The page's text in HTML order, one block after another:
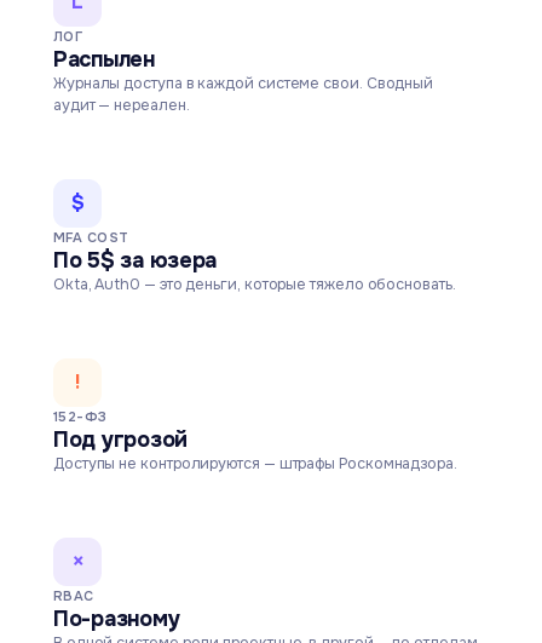
ЛОГ
Распылен
Журналы доступа в каждой системе свои. Сводный
аудит — нереален.
$
MFA COST
По 5$ за юзера
Okta, Auth0 — это деньги, которые тяжело обосновать.
!
152-ФЗ
Под угрозой
Доступы не контролируются — штрафы Роскомнадзора.
×
RBAC
По-разному